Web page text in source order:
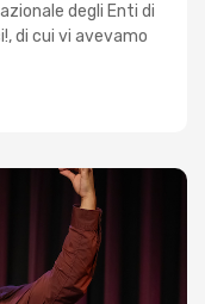
degli Enti di
di cui vi avevamo